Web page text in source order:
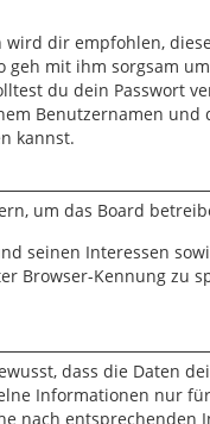
dir empfohlen,
geh mit ihm sorgsam
du dein Passwort
Benutzernamen
kannst.
um das Board
seinen Interessen
Browser-Kennung zu
dass die Daten
Informationen nur
nach entsprechenden